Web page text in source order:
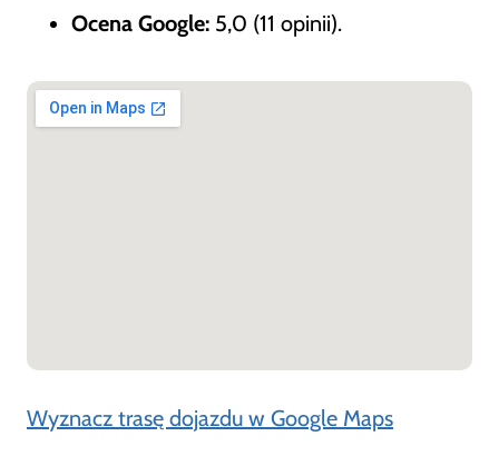
Ocena Google: 5,0 (11 opinii).
Wyznacz trasę dojazdu w Google Maps